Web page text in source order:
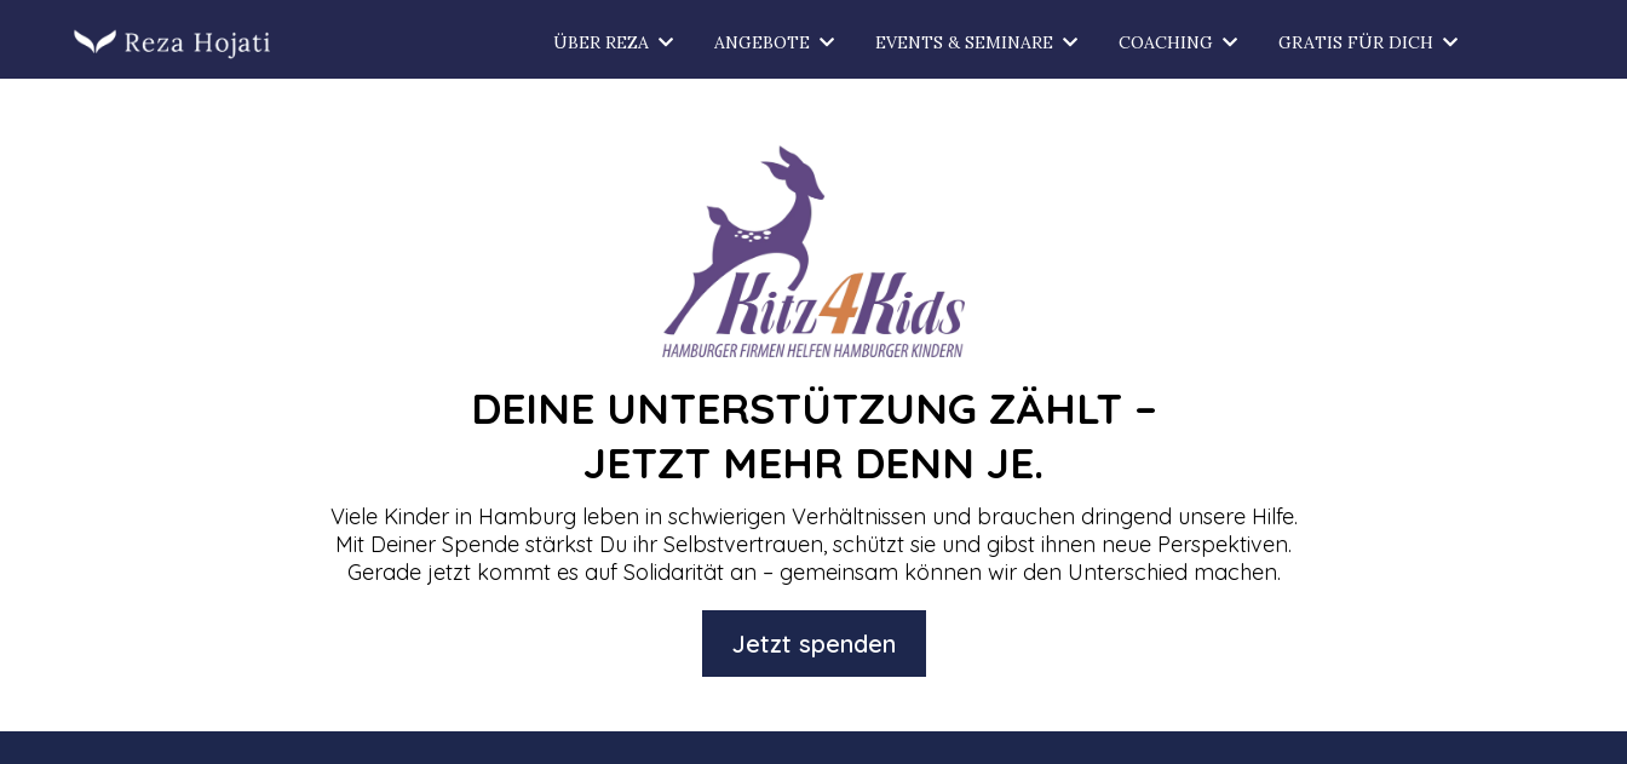
ÜBER REZA ANGEBOTE EVENTS & SEMINARE COACHING GRATIS FÜR DICH
DEINE UNTERSTÜTZUNG ZÄHLT –
JETZT MEHR DENN JE.
Viele Kinder in Hamburg leben in schwierigen Verhältnissen und brauchen dringend unsere Hilfe.
Mit Deiner Spende stärkst Du ihr Selbstvertrauen, schützt sie und gibst ihnen neue Perspektiven.
Gerade jetzt kommt es auf Solidarität an – gemeinsam können wir den Unterschied machen.
Jetzt spenden